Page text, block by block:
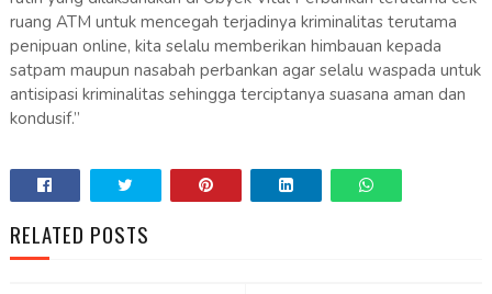
ruang ATM untuk mencegah terjadinya kriminalitas terutama
penipuan online, kita selalu memberikan himbauan kepada
satpam maupun nasabah perbankan agar selalu waspada untuk
antisipasi kriminalitas sehingga terciptanya suasana aman dan
kondusif.”
RELATED POSTS